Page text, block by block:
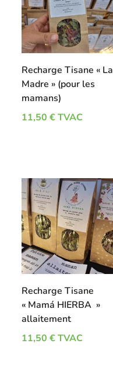
Recharge Tisane « La
Madre » (pour les
mamans)
11,50€ TVAC
Recharge Tisane
« Mamá HIERBA »
allaitement
11,50€ TVAC